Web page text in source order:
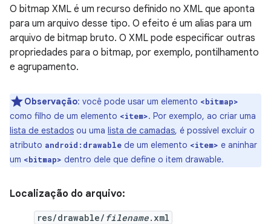
O bitmap XML é um recurso definido no XML que aponta
para um arquivo desse tipo. O efeito é um alias para um
arquivo de bitmap bruto. O XML pode especificar outras
propriedades para o bitmap, por exemplo, pontilhamento
e agrupamento.
Observação: você pode usar um elemento <bitmap>
como filho de um elemento <item>. Por exemplo, ao criar uma
lista de estados ou uma lista de camadas, é possível excluir o
atributo android:drawable de um elemento <item> e aninhar
um <bitmap> dentro dele que define o item drawable.
Localização do arquivo:
res/drawable/ filename.xml